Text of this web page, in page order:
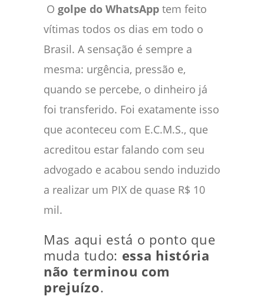
O golpe do WhatsApp tem feito
vítimas todos os dias em todo o
Brasil. A sensação é sempre a
mesma: urgência, pressão e,
quando se percebe, o dinheiro já
foi transferido. Foi exatamente isso
que aconteceu com E.C.M.S., que
acreditou estar falando com seu
advogado e acabou sendo induzido
a realizar um PIX de quase R$ 10
mil.
Mas aqui está o ponto que
muda tudo: essa história
não terminou com
prejuízo.